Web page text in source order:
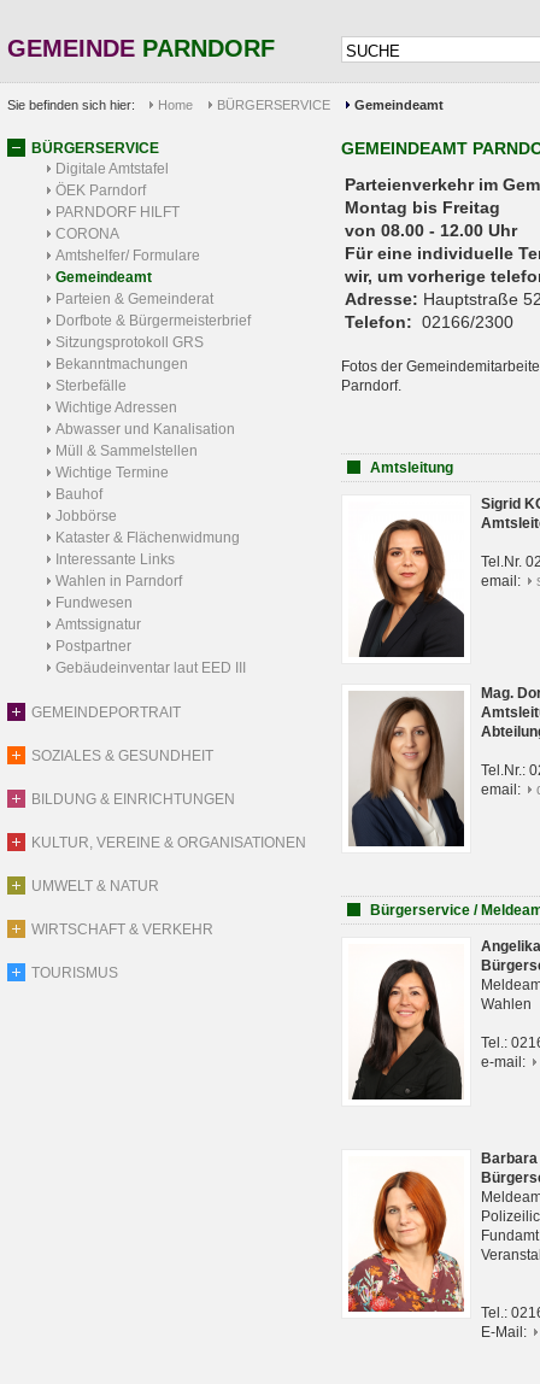
GEMEINDE PARNDORF
Sie befinden sich hier: Home BÜRGERSERVICE Gemeindeamt
BÜRGERSERVICE
Digitale Amtstafel
ÖEK Parndorf
PARNDORF HILFT
CORONA
Amtshelfer/ Formulare
Gemeindeamt
Parteien & Gemeinderat
Dorfbote & Bürgermeisterbrief
Sitzungsprotokoll GRS
Bekanntmachungen
Sterbefälle
Wichtige Adressen
Abwasser und Kanalisation
Müll & Sammelstellen
Wichtige Termine
Bauhof
Jobbörse
Kataster & Flächenwidmung
Interessante Links
Wahlen in Parndorf
Fundwesen
Amtssignatur
Postpartner
Gebäudeinventar laut EED III
GEMEINDEPORTRAIT
SOZIALES & GESUNDHEIT
BILDUNG & EINRICHTUNGEN
KULTUR, VEREINE & ORGANISATIONEN
UMWELT & NATUR
WIRTSCHAFT & VERKEHR
TOURISMUS
GEMEINDEAMT
Parteienverkehr
Montag bis Freitag
von 08.00 - 12.00 Uhr
Für eine individuelle
wir, um vorherige
Adresse: Hauptstraße
Telefon: 02166/2300
Fotos der
Parndorf.
Amtsleitung
Sigrid
Tel.Nr.
email:
Mag.
Tel.Nr.:
email:
Bürgerservice /
Wahlen
Tel.:
e-mail:
Tel.:
E-Mail: